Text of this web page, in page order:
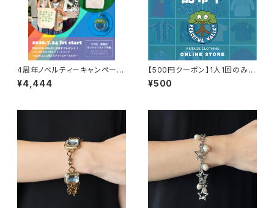
4周年ノベルティーキャンペーン
開催中！
¥4,444
【500円クーポン】1人1回のみご
利用可能！
¥500